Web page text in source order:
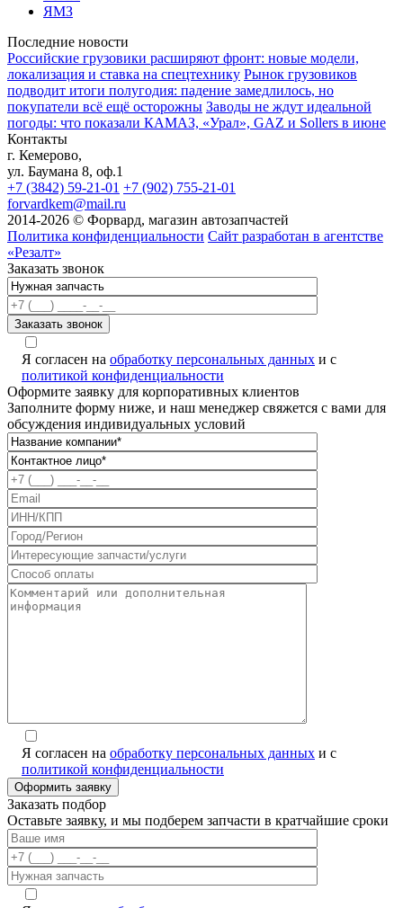
ЯМЗ
Последние новости
Российские грузовики расширяют фронт: новые модели,
локализация и ставка на спецтехнику Рынок грузовиков
подводит итоги полугодия: падение замедлилось, но
покупатели всё ещё осторожны Заводы не ждут идеальной
погоды: что показали КАМАЗ, «Урал», GAZ и Sollers в июне
Контакты
г. Кемерово,
ул. Баумана 8, оф.1
+7 (3842) 59-21-01 +7 (902) 755-21-01
forvardkem@mail.ru
2014-2026 © Форвард, магазин автозапчастей
Политика конфиденциальности Сайт разработан в агентстве
«Резалт»
Заказать звонок
Я согласен на обработку персональных данных и с
политикой конфиденциальности
Оформите заявку для корпоративных клиентов
Заполните форму ниже, и наш менеджер свяжется с вами для
обсуждения индивидуальных условий
Я согласен на обработку персональных данных и с
политикой конфиденциальности
Заказать подбор
Оставьте заявку, и мы подберем запчасти в кратчайшие сроки